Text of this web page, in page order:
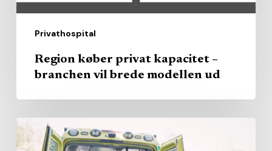
Privathospital
Region køber privat kapacitet –
branchen vil brede modellen ud
AI
skal